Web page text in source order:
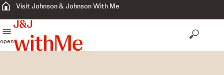
Visit Johnson & Johnson With Me
open